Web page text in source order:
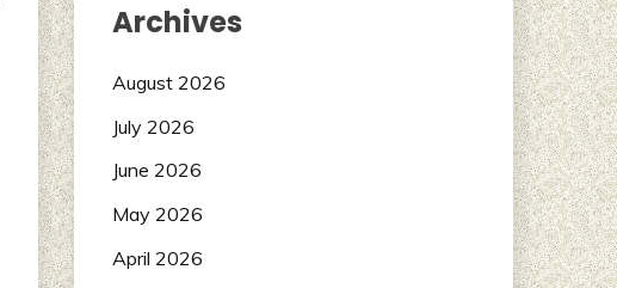
Archives
August 2026
July 2026
June 2026
May 2026
April 2026